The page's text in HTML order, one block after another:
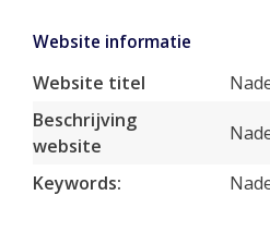
Website informatie
Website titel
Beschrijving
website
Keywords: